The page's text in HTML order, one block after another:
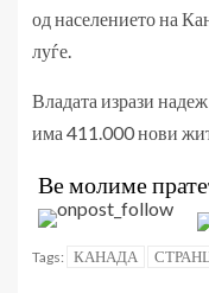
од населението на
луѓе.
Владата изрази
има 411.000 нови
Ве молиме
Tags: КАНАДА